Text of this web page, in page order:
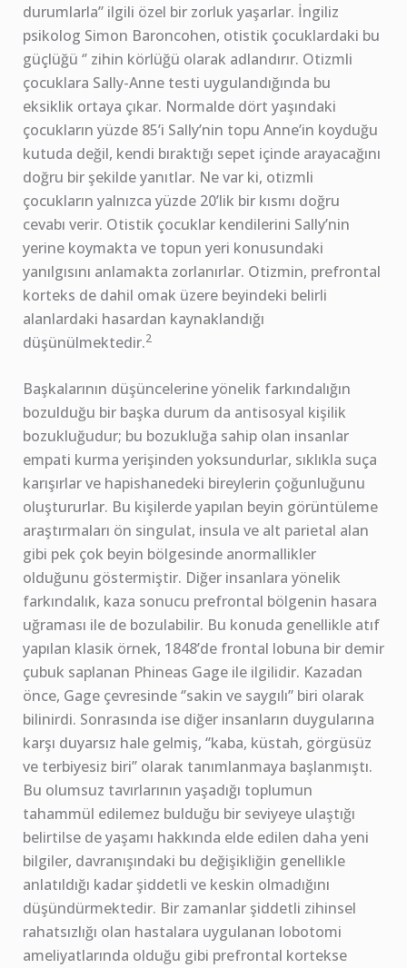
durumlarla’’ ilgili özel bir zorluk yaşarlar. İngiliz
psikolog Simon Baroncohen, otistik çocuklardaki bu
güçlüğü ‘’ zihin körlüğü olarak adlandırır. Otizmli
çocuklara Sally-Anne testi uygulandığında bu
eksiklik ortaya çıkar. Normalde dört yaşındaki
çocukların yüzde 85’i Sally’nin topu Anne’in koyduğu
kutuda değil, kendi bıraktığı sepet içinde arayacağını
doğru bir şekilde yanıtlar. Ne var ki, otizmli
çocukların yalnızca yüzde 20’lik bir kısmı doğru
cevabı verir. Otistik çocuklar kendilerini Sally’nin
yerine koymakta ve topun yeri konusundaki
yanılgısını anlamakta zorlanırlar. Otizmin, prefrontal
korteks de dahil omak üzere beyindeki belirli
alanlardaki hasardan kaynaklandığı
düşünülmektedir.2
Başkalarının düşüncelerine yönelik farkındalığın
bozulduğu bir başka durum da antisosyal kişilik
bozukluğudur; bu bozukluğa sahip olan insanlar
empati kurma yerişinden yoksundurlar, sıklıkla suça
karışırlar ve hapishanedeki bireylerin çoğunluğunu
oluştururlar. Bu kişilerde yapılan beyin görüntüleme
araştırmaları ön singulat, insula ve alt parietal alan
gibi pek çok beyin bölgesinde anormallikler
olduğunu göstermiştir. Diğer insanlara yönelik
farkındalık, kaza sonucu prefrontal bölgenin hasara
uğraması ile de bozulabilir. Bu konuda genellikle atıf
yapılan klasik örnek, 1848’de frontal lobuna bir demir
çubuk saplanan Phineas Gage ile ilgilidir. Kazadan
önce, Gage çevresinde ‘’sakin ve saygılı’’ biri olarak
bilinirdi. Sonrasında ise diğer insanların duygularına
karşı duyarsız hale gelmiş, ‘’kaba, küstah, görgüsüz
ve terbiyesiz biri’’ olarak tanımlanmaya başlanmıştı.
Bu olumsuz tavırlarının yaşadığı toplumun
tahammül edilemez bulduğu bir seviyeye ulaştığı
belirtilse de yaşamı hakkında elde edilen daha yeni
bilgiler, davranışındaki bu değişikliğin genellikle
anlatıldığı kadar şiddetli ve keskin olmadığını
düşündürmektedir. Bir zamanlar şiddetli zihinsel
rahatsızlığı olan hastalara uygulanan lobotomi
ameliyatlarında olduğu gibi prefrontal kortekse